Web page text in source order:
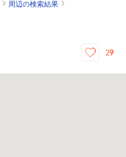
周辺の検索結果
29